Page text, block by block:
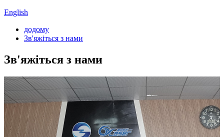
English
додому
Зв'яжіться з нами
Зв'яжіться з нами